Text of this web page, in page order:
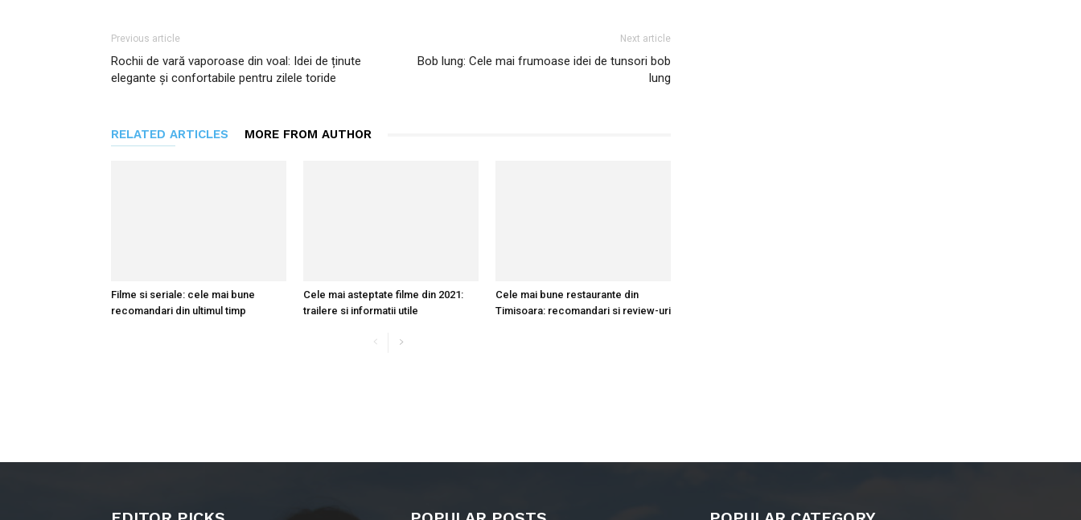
Previous article
Rochii de vară vaporoase din voal: Idei de ținute
elegante și confortabile pentru zilele toride
Next article
Bob lung: Cele mai frumoase idei de tunsori bob
lung
RELATED ARTICLES MORE FROM AUTHOR
Filme si seriale: cele mai bune
recomandari din ultimul timp
Cele mai asteptate filme din 2021:
trailere si informatii utile
Cele mai bune restaurante din
Timisoara: recomandari si review-uri